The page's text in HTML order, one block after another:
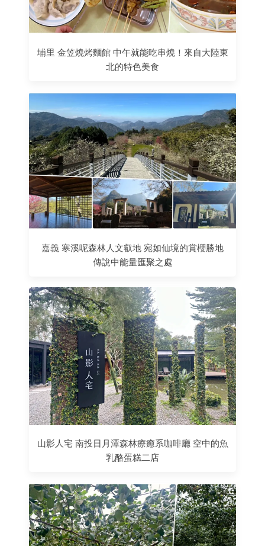
埔里 金笠燒烤麵館 中午就能吃串燒！來自大陸東
北的特色美食
嘉義 寒溪呢森林人文叡地 宛如仙境的賞櫻勝地
傳說中能量匯聚之處
山影人宅 南投日月潭森林療癒系咖啡廳 空中的魚
乳酪蛋糕二店